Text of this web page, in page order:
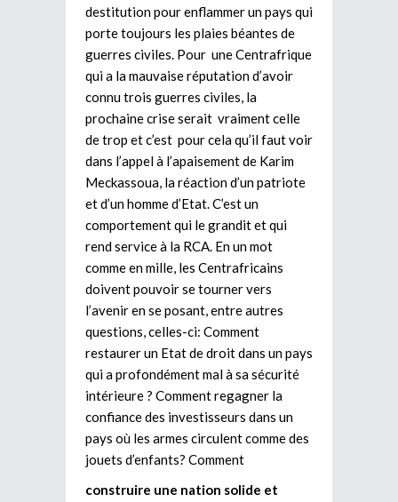
destitution pour enflammer un pays qui
porte toujours les plaies béantes de
guerres civiles. Pour une Centrafrique
qui a la mauvaise réputation d’avoir
connu trois guerres civiles, la
prochaine crise serait vraiment celle
de trop et c’est pour cela qu’il faut voir
dans l’appel à l’apaisement de Karim
Meckassoua, la réaction d’un patriote
et d’un homme d’Etat. C’est un
comportement qui le grandit et qui
rend service à la RCA. En un mot
comme en mille, les Centrafricains
doivent pouvoir se tourner vers
l’avenir en se posant, entre autres
questions, celles-ci: Comment
restaurer un Etat de droit dans un pays
qui a profondément mal à sa sécurité
intérieure ? Comment regagner la
confiance des investisseurs dans un
pays où les armes circulent comme des
jouets d’enfants? Comment
construire une nation solide et